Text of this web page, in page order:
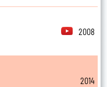
2008
2014